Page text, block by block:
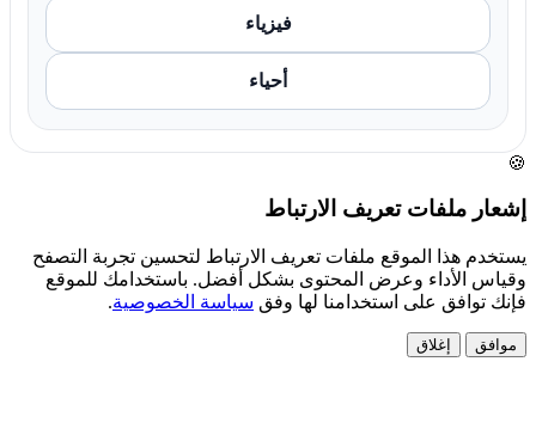
فيزياء
ملفات تعريف الارتباط
هذا الموقع ملفات تعريف الارتباط لتحسين تجربة التصفح
الأداء وعرض المحتوى بشكل أفضل. باستخدامك للموقع
توافق على استخدامنا لها وفق سياسة الخصوصية.
إغلاق